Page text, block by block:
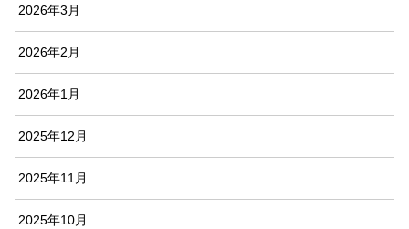
2026年3月
2026年2月
2026年1月
2025年12月
2025年11月
2025年10月